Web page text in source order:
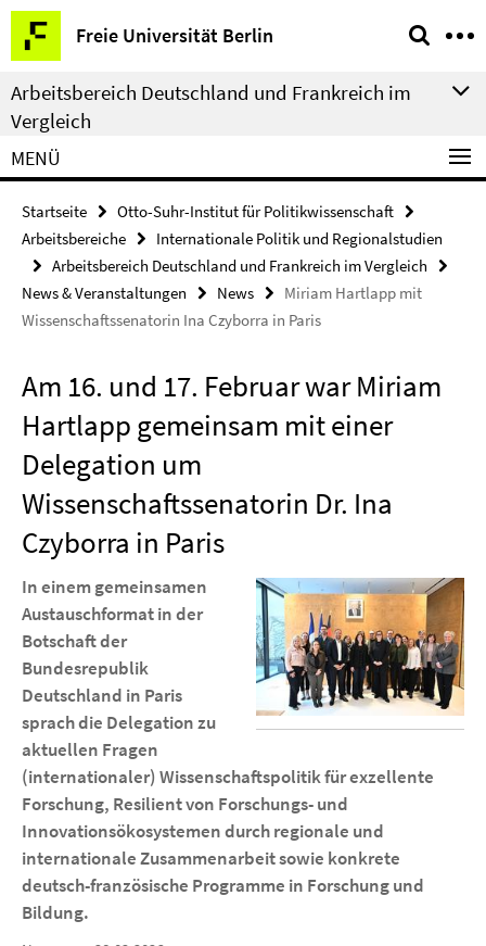
Springe
direkt
zu
Inhalt
Freie Universität Berlin
Service-
Navigation
Arbeitsbereich Deutschland und Frankreich im
Vergleich
MENÜ
Startseite
Otto-Suhr-Institut für Politikwissenschaft
Arbeitsbereiche
Internationale Politik und Regionalstudien
Arbeitsbereich Deutschland und Frankreich im Vergleich
News & Veranstaltungen
News
Miriam Hartlapp mit
Wissenschaftssenatorin Ina Czyborra in Paris
Am 16. und 17. Februar war Miriam
Hartlapp gemeinsam mit einer
Delegation um
Wissenschaftssenatorin Dr. Ina
Czyborra in Paris
In einem gemeinsamen
Austauschformat in der
Botschaft der
Bundesrepublik
Deutschland in Paris
sprach die Delegation zu
aktuellen Fragen
(internationaler) Wissenschaftspolitik für exzellente
Forschung, Resilient von Forschungs- und
Innovationsökosystemen durch regionale und
internationale Zusammenarbeit sowie konkrete
deutsch-französische Programme in Forschung und
Bildung.